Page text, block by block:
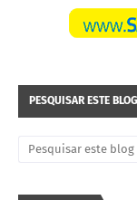
PESQUISAR ESTE BLOG